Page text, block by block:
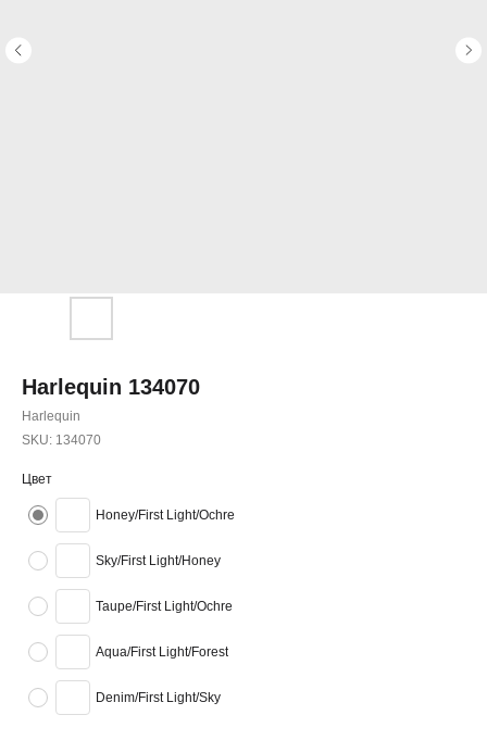
Harlequin 134070
Harlequin
SKU: 134070
Цвет
Honey/First Light/Ochre
Sky/First Light/Honey
Taupe/First Light/Ochre
Aqua/First Light/Forest
Denim/First Light/Sky